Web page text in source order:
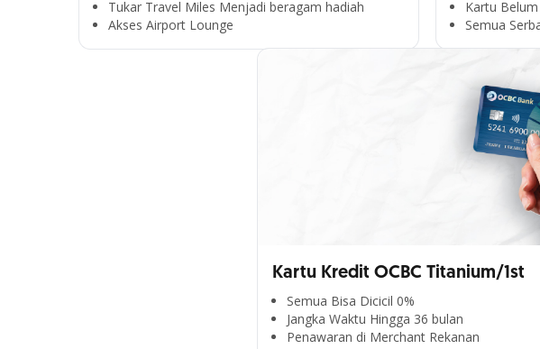
Tukar Travel Miles Menjadi beragam hadiah
Akses Airport Lounge
Kartu
Semua
Kartu Kredit OCBC Titanium/1st
Semua Bisa Dicicil 0%
Jangka Waktu Hingga 36 bulan
Penawaran di Merchant Rekanan